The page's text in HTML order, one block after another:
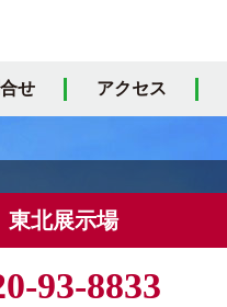
せ アクセス
東北展示場
93-8833